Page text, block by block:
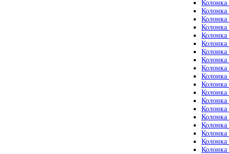
Колонка
Колонка
Колонка
Колонка
Колонка
Колонка
Колонка
Колонка
Колонка
Колонка
Колонка
Колонка
Колонка
Колонка
Колонка
Колонка
Колонка
Колонка
Колонка